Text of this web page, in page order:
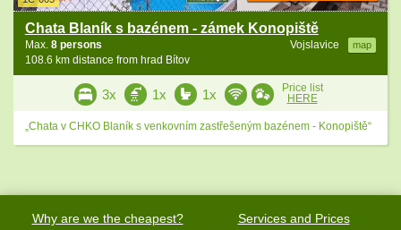
Chata Blaník s bazénem - zámek Konopiště
Vojslavice map
Max. 8 persons
108.6 km distance from hrad Bítov
3x 1x 1x
Price list
HERE
„Chata v CHKO Blaník s venkovním zastřešeným bazénem - Konopiště“
Why are we the cheapest?
Services and Prices